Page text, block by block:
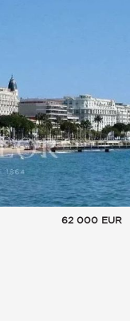
62 000 EUR